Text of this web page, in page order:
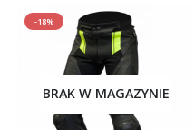
-18%
BRAK W MAGAZYNIE